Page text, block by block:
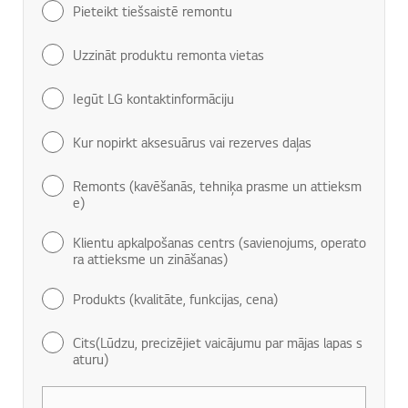
Pieteikt tiešsaistē remontu
Uzzināt produktu remonta vietas
Iegūt LG kontaktinformāciju
Kur nopirkt aksesuārus vai rezerves daļas
Remonts (kavēšanās, tehniķa prasme un attieksm
e)
Klientu apkalpošanas centrs (savienojums, operato
ra attieksme un zināšanas)
Produkts (kvalitāte, funkcijas, cena)
Cits(Lūdzu, precizējiet vaicājumu par mājas lapas s
aturu)